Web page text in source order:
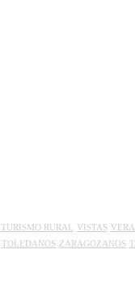
TURISMO RURAL VISTAS
TOLEDANOS ZARAGOZANOS